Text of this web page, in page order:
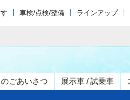
車検/点検/整備 ラインアップ
ごあいさつ 展示車 / 試乗車